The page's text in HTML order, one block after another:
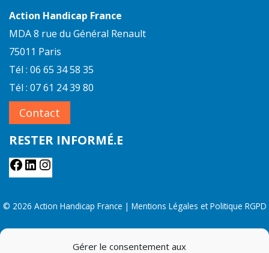
Gérer le consentement aux
Action Handicap France
MDA 8 rue du Général Renault
75011 Paris
Tél : 06 65 34 58 35
Tél : 07 61 24 39 80
Contact
RESTER INFORMÉ.E
© 2026 Action Handicap France | Mentions Légales et Politique RGPD